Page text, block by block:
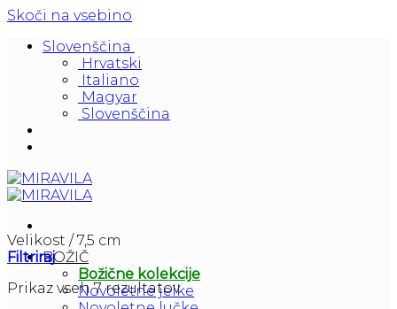
Skoči na vsebino
Slovenščina
Hrvatski
Italiano
Magyar
Slovenščina
BOŽIČ
Božične kolekcije
Novoletne jelke
Velikost /7,5 cm
Filtriraj
Prikaz vseh 7 rezultatov